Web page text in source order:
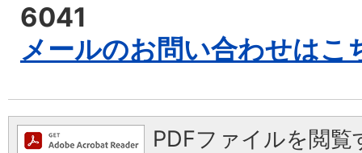
6041
メールのお問い合わせはこ
PDFファイルを閲